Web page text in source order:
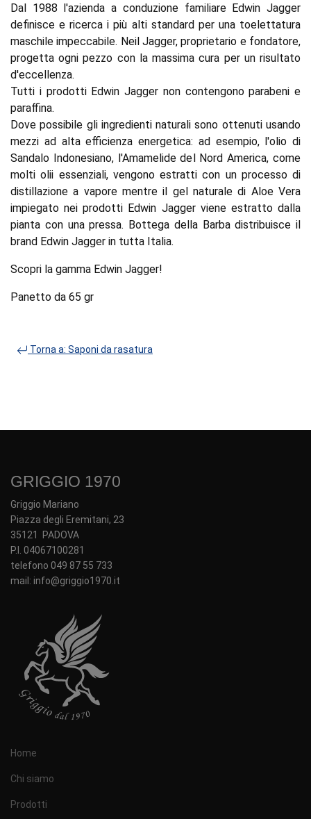
Dal 1988 l'azienda a conduzione familiare Edwin Jagger
definisce e ricerca i più alti standard per una toelettatura
maschile impeccabile. Neil Jagger, proprietario e fondatore,
progetta ogni pezzo con la massima cura per un risultato
d'eccellenza.
Tutti i prodotti Edwin Jagger non contengono parabeni e
paraffina.
Dove possibile gli ingredienti naturali sono ottenuti usando
mezzi ad alta efficienza energetica: ad esempio, l'olio di
Sandalo Indonesiano, l'Amamelide del Nord America, come
molti olii essenziali, vengono estratti con un processo di
distillazione a vapore mentre il gel naturale di Aloe Vera
impiegato nei prodotti Edwin Jagger viene estratto dalla
pianta con una pressa. Bottega della Barba distribuisce il
brand Edwin Jagger in tutta Italia.
Scopri la gamma Edwin Jagger!
Panetto da 65 gr
Torna a: Saponi da rasatura
GRIGGIO 1970
Griggio Mariano
Piazza degli Eremitani, 23
35121 PADOVA
P.I. 04067100281
telefono 049 87 55 733
mail: info@griggio1970.it
Home
Chi siamo
Prodotti